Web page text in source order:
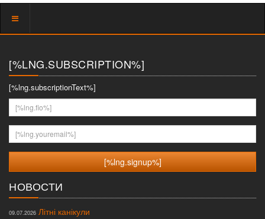
Показать
[%LNG.SUBSCRIPTION%]
[%lng.subscriptionText%]
[%lng.fio%]
[%lng.youremail%]
НОВОСТИ
09.07.2026 Літні канікули